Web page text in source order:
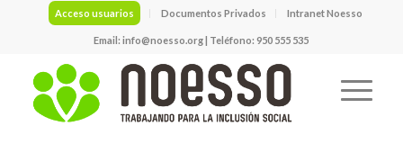
Acceso usuarios Documentos Privados Intranet Noesso
Email:info@noesso.org| Teléfono: 950 555 535